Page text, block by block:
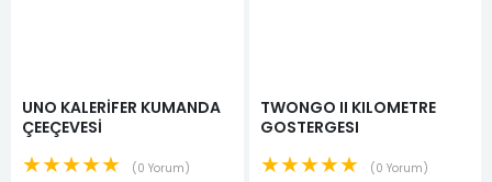
UNO KALERİFER KUMANDA
ÇEEÇEVESİ
★★★★★ 0 Yorum
TWONGO II KILOMETRE
GOSTERGESI
★★★★★ 0 Yorum